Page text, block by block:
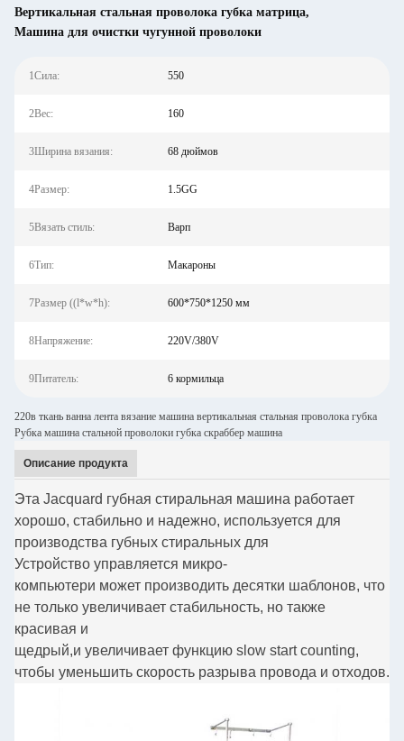
Вертикальная стальная проволока губка матрица,
Машина для очистки чугунной проволоки
1Сила: 550
2Вес: 160
3Ширина вязания: 68 дюймов
4Размер: 1.5GG
5Вязать стиль: Варп
6Тип: Макароны
7Размер ((l*w*h): 600*750*1250 мм
8Напряжение: 220V/380V
9Питатель: 6 кормильца
220в ткань ванна лента вязание машина вертикальная стальная проволока губка
Рубка машина стальной проволоки губка скраббер машина
Описание продукта
Эта Jacquard губная стиральная машина работает
хорошо, стабильно и надежно, используется для
производства губных стиральных для
Устройство управляется микро-
компьютери может производить десятки шаблонов, что
не только увеличивает стабильность, но также
красивая и
щедрый,и увеличивает функцию slow start counting,
чтобы уменьшить скорость разрыва провода и отходов.